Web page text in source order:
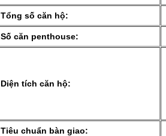
Tổng số căn hộ:
Số căn penthouse:
Diện tích căn hộ:
Tiêu chuẩn bàn giao: